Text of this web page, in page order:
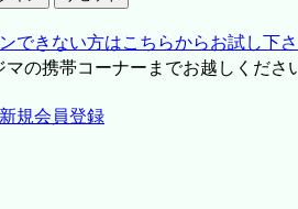
できない方はこちらからお試し下
の携帯コーナーまでお越しくださ
新規会員登録